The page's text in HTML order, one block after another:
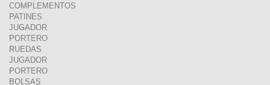
COMPLEMENTOS
PATINES
JUGADOR
PORTERO
RUEDAS
JUGADOR
PORTERO
BOLSAS